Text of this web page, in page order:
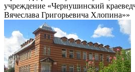
учреждение «Чернушинский
Вячеслава Григорьевича Хлопина»»